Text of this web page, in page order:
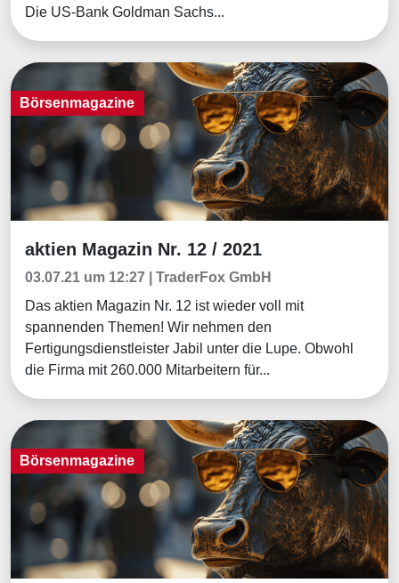
Die US-Bank Goldman Sachs...
Börsenmagazine
Börsenmagazine
aktien Magazin Nr. 12 / 2021
03.07.21 um 12:27 | TraderFox GmbH
Das aktien Magazin Nr. 12 ist wieder voll mit
spannenden Themen! Wir nehmen den
Fertigungsdienstleister Jabil unter die Lupe. Obwohl
die Firma mit 260.000 Mitarbeitern für...
Börsenmagazine